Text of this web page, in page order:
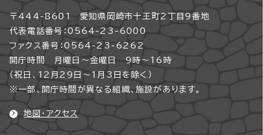
〒444-8601 愛知県岡崎市十王町2丁目9番地
代表電話番号：0564-23-6000
ファクス番号：0564-23-6262
開庁時間 月曜日～金曜日 9時～16時
（祝日、12月29日～1月3日を除く）
※一部、開庁時間が異なる組織、施設があります。
地図・アクセス